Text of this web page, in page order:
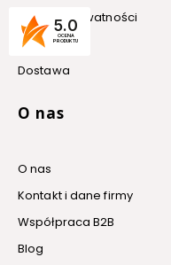
Polityka prywatności
Promocje
Dostawa
O nas
O nas
Kontakt i dane firmy
Współpraca B2B
Blog
5.0
OCENA
PRODUKTU